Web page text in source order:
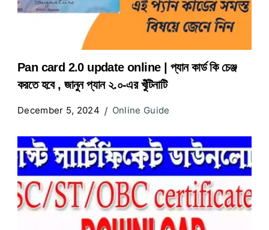
Pan card 2.0 update online | প্যান কার্ড কি চেঞ্জ
করতে হবে , জানুন প্যান ২.০-এর খুঁটিনাটি
December 5, 2024 Online Guide